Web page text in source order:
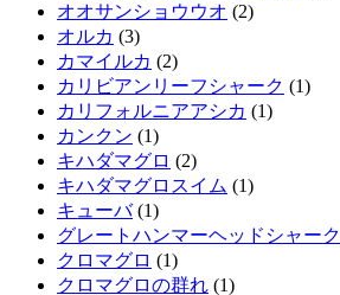
オオサンショウウオ (2)
オルカ (3)
カマイルカ (2)
カリビアンリーフシャーク (1)
カリフォルニアアシカ (1)
カンクン (1)
キハダマグロ (2)
キハダマグロスイム (1)
キューバ(1)
グレートハンマーヘッドシャーク
クロマグロ (1)
クロマグロの群れ (1)